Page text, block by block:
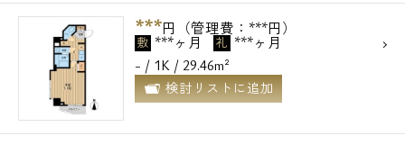
***円（管理費：***円）
敷 ***ヶ月 礼 ***ヶ月
- / 1K / 29.46m²
検討リストに追加